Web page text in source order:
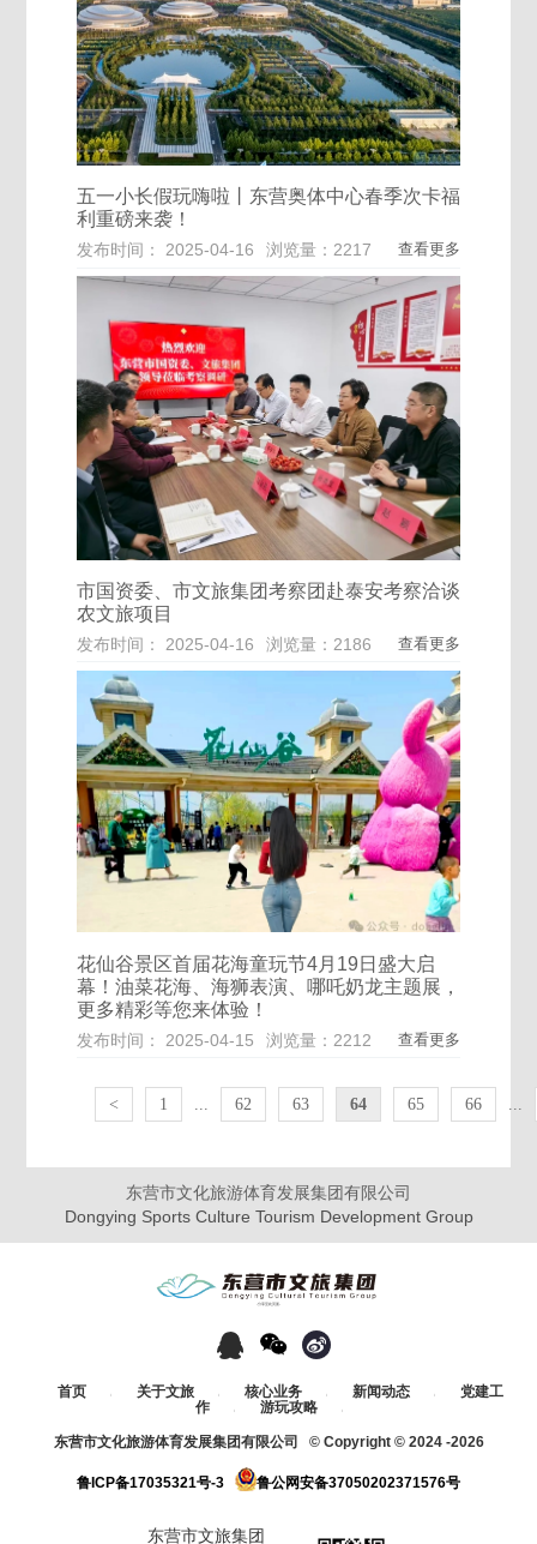
五一小长假玩嗨啦丨东营奥体中心春季次卡福
利重磅来袭！
发布时间： 2025-04-16 浏览量：2217 查看更多
市国资委、市文旅集团考察团赴泰安考察洽谈
农文旅项目
发布时间： 2025-04-16 浏览量：2186 查看更多
花仙谷景区首届花海童玩节4月19日盛大启
幕！油菜花海、海狮表演、哪吒奶龙主题展，
更多精彩等您来体验！
发布时间： 2025-04-15 浏览量：2212 查看更多
< 1 62 63 64 65 66
东营市文化旅游体育发展集团有限公司
Dongying Sports Culture Tourism Development Group
-分享至此页面-
首页 / 关于文旅 / 核心业务 / 新闻动态 /
党建工
作
/ 游玩攻略 /
东营市文化旅游体育发展集团有限公司 © Copyright © 2024 -2026
鲁ICP备17035321号-3 鲁公网安备37050202371576号
东营市文旅集团